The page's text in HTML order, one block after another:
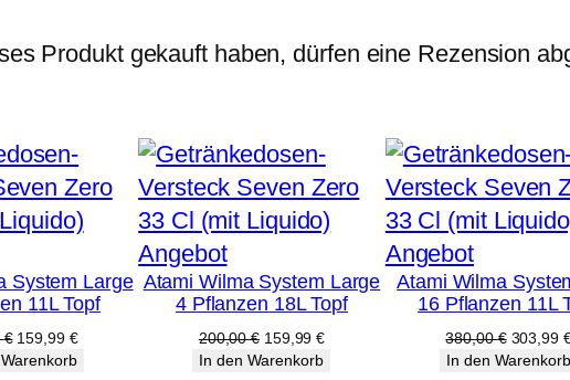
M
e
n
g
e
Produkt gekauft haben, dürfen eine Rezension
System Large
11L Topf
€ Ursprünglicher
Preis
159,99 €Aktueller
Preis
AngebotProdukt
im
Angebot
Atami Wilma System Large
4 Pflanzen 18L Topf
200,00€ Ursprünglicher
Preis
159,99€Aktueller
In den Warenkorb
AngebotProdukt
im
Angebot
Atami Wilma
16 Pflanzen 11L
380,00€
Preis
303,99
In den